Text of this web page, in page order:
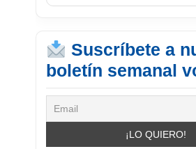
Suscríbete a
boletín semanal